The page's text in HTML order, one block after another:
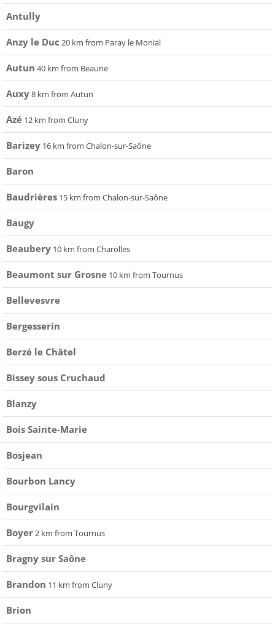
Antully
Anzy le Duc 20 km from Paray le Monial
Autun 40 km from Beaune
Auxy8 km from Autun
Azé 12 km from Cluny
Barizey 16 km from Chalon-sur-Saône
Baron
Baudrières 15 km from Chalon-sur-Saône
Baugy
Beaubery 10 km from Charolles
Beaumont sur Grosne 10 km from Tournus
Bellevesvre
Bergesserin
Berzé le Châtel
Bissey sous Cruchaud
Blanzy
Bois Sainte-Marie
Bosjean
Bourbon Lancy
Bourgvilain
Boyer2 km from Tournus
Bragny sur Saône
Brandon 11 km from Cluny
Brion